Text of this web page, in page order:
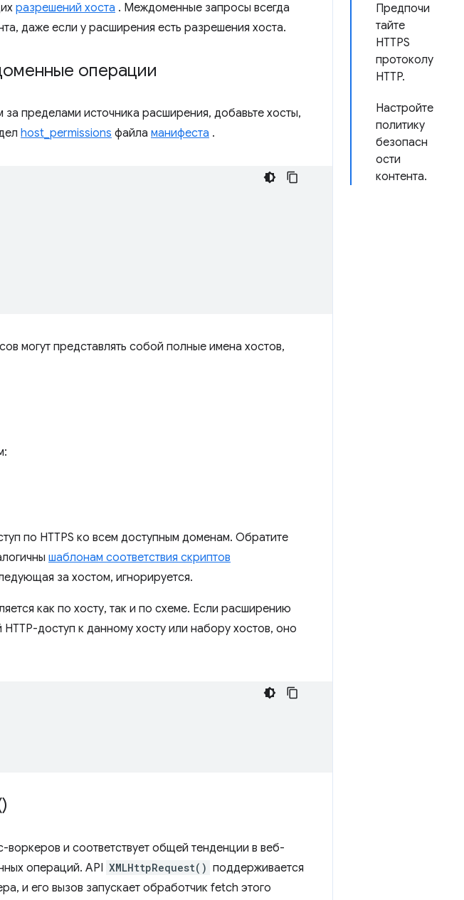
Предпочи
тайте
HTTPS
протоколу
HTTP.
Настройте
политику
безопасн
ости
контента.
разрешений хоста . Междоменные запросы всегда
даже если у расширения есть разрешения хоста.
операции
пределами источника расширения, добавьте хосты,
host_permissions файла манифеста .
могут представлять собой полные имена хостов,
по HTTPS ко всем доступным доменам. Обратите
шаблонам соответствия скриптов
за хостом, игнорируется.
как по хосту, так и по схеме. Если расширению
доступ к данному хосту или набору хостов, оно
)
и соответствует общей тенденции в веб-
операций. API XMLHttpRequest() поддерживается
и его вызов запускает обработчик fetch этого